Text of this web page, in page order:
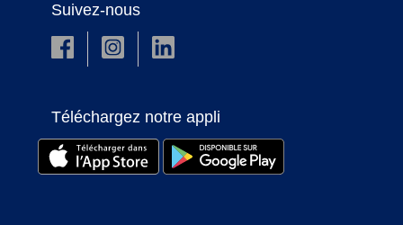
Suivez-nous
Téléchargez notre appli